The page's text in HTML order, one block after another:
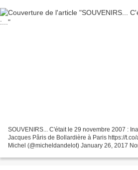
SOUVENIRS... C'était le 29 novembre 2007 :
Jacques Pâris de Bollardière à Paris https://
Michel (@micheldandelot) January 26, 2017